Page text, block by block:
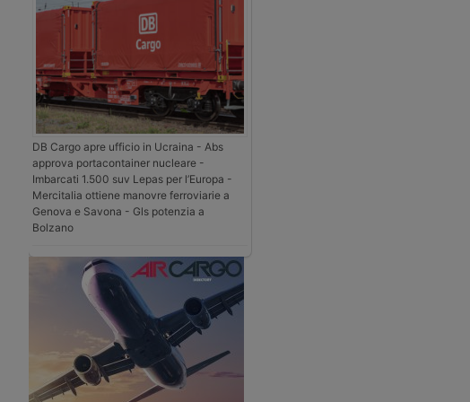
DB Cargo apre ufficio in Ucraina - Abs
approva portacontainer nucleare -
Imbarcati 1.500 suv Lepas per l’Europa -
Mercitalia ottiene manovre ferroviarie a
Genova e Savona - Gls potenzia a
Bolzano